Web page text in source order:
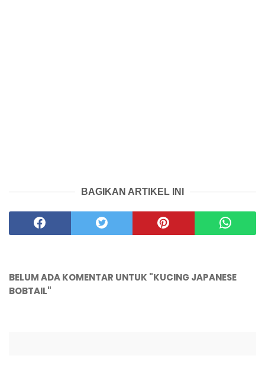
BAGIKAN ARTIKEL INI
BELUM ADA KOMENTAR UNTUK "KUCING JAPANESE
BOBTAIL"